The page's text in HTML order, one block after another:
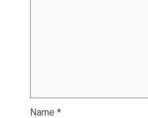
Name *